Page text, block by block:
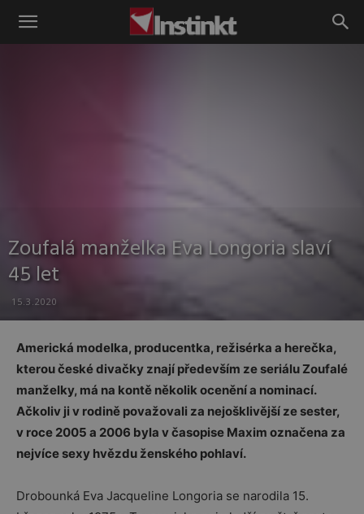
Instinkt
Zoufalá manželka Eva Longoria slaví
45 let
15.3.2020
Americká modelka, producentka, režisérka a herečka,
kterou české divačky znají především ze seriálu Zoufalé
manželky, má na kontě několik ocenění a nominací.
Ačkoliv ji v rodině považovali za nejošklivější ze sester,
v roce 2005 a 2006 byla v časopise Maxim označena za
nejvíce sexy hvězdu ženského pohlaví.
Drobounká Eva Jacqueline Longoria se narodila 15.